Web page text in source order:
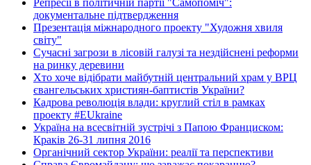
документальне підтвердження
Презентація міжнародного проекту "Художня хвиля
світу"
Сучасні загрози в лісовій галузі та нездійснені реформи
на ринку деревини
Хто хоче відібрати майбутній центральний храм у ВРЦ
євангельських християн-баптистів України?
Кадрова революція влади: круглий стіл в рамках
проекту #EUkraine
Україна на всесвітній зустрічі з Папою Франциском:
Краків 26-31 липня 2016
Органічний сектор України: реалії та перспективи